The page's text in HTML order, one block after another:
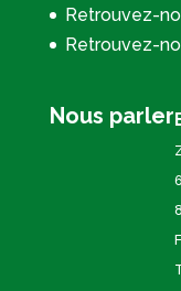
Retrouvez-
Retrouvez-
Nous parler